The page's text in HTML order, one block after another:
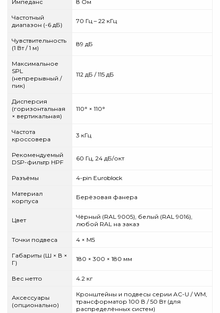
Импеданс 8 Ом
Частотный
диапазон (-6 дБ)
70 Гц – 22 кГц
Чувствительность
(1 Вт / 1 м)
89 дБ
Максимальное
SPL
(непрерывный /
пик)
112 дБ / 115 дБ
Дисперсия
(горизонтальная
× вертикальная)
110° × 110°
Частота
кроссовера
3 кГц
Рекомендуемый
DSP-фильтр HPF
60 Гц, 24 дБ/окт
Разъёмы 4-pin Euroblock
Материал
корпуса
Берёзовая фанера
Цвет
Чёрный (RAL 9005), белый (RAL 9016),
любой RAL на заказ
Точки подвеса 4 × M5
Габариты (Ш × В ×
Г)
180 × 300 × 180 мм
Вес нетто 4.2 кг
Аксессуары
(опционально)
Кронштейны и подвесы серии AC-U / WM,
трансформатор 100 В / 50 Вт (для
распределённых систем)